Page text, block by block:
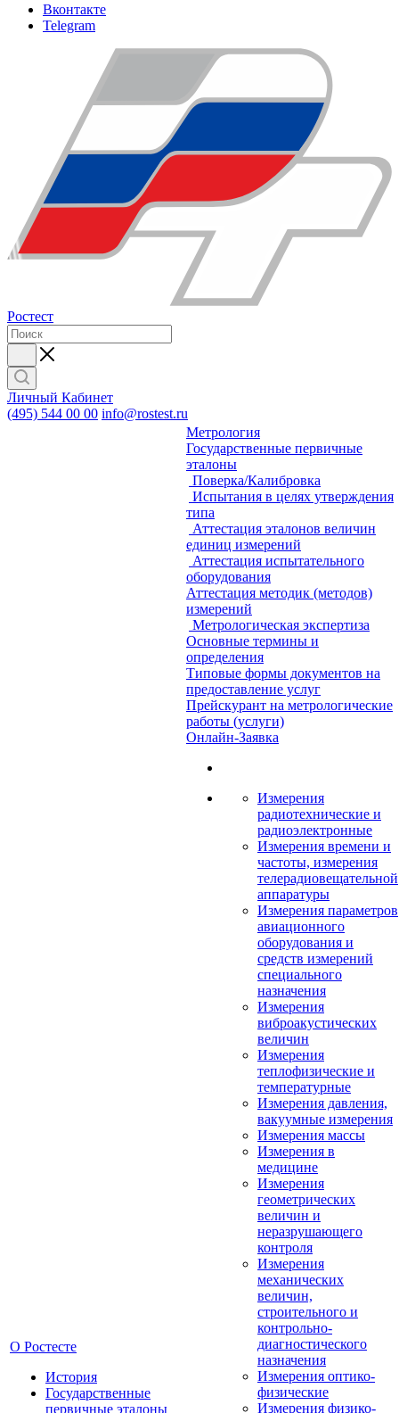
Вконтакте
Telegram
Ростест
Личный Кабинет
(495) 544 00 00 info@rostest.ru
О Ростесте
История
Государственные
первичные эталоны
Метрология
Государственные первичные
эталоны
Поверка/Калибровка
Испытания в целях утверждения
типа
Аттестация эталонов величин
единиц измерений
Аттестация испытательного
оборудования
Аттестация методик (методов)
измерений
Метрологическая экспертиза
Основные термины и
определения
Типовые формы документов на
предоставление услуг
Прейскурант на метрологические
работы (услуги)
Онлайн-Заявка
Измерения
радиотехнические и
радиоэлектронные
Измерения времени и
частоты, измерения
телерадиовещательной
аппаратуры
Измерения параметров
авиационного
оборудования и
средств измерений
специального
назначения
Измерения
виброакустических
величин
Измерения
теплофизические и
температурные
Измерения давления,
вакуумные измерения
Измерения массы
Измерения в
медицине
Измерения
геометрических
величин и
неразрушающего
контроля
Измерения
механических
величин,
строительного и
контрольно-
диагностического
назначения
Измерения оптико-
физические
Измерения физико-